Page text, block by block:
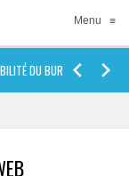
Menu ≡
DU BUREAU TEMPORAIRE.